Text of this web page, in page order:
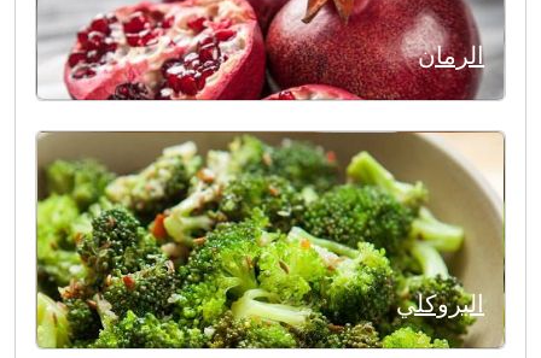
الرمان
البروكلي